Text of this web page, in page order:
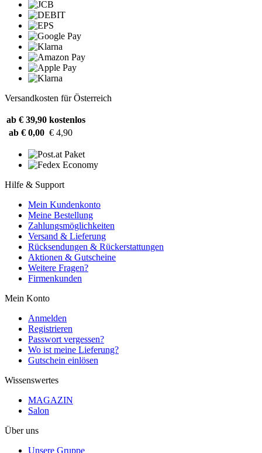
Versandkosten für Österreich
ab € 39,90 kostenlos
ab € 0,00 € 4,90
Hilfe & Support
Mein Kundenkonto
Meine Bestellung
Zahlungsmöglichkeiten
Versand & Lieferung
Rücksendungen & Rückerstattungen
Aktionen & Gutscheine
Weitere Fragen?
Firmenkunden
Mein Konto
Anmelden
Registrieren
Passwort vergessen?
Wo ist meine Lieferung?
Gutschein einlösen
Wissenswertes
MAGAZIN
Salon
Über uns
Unsere Gruppe